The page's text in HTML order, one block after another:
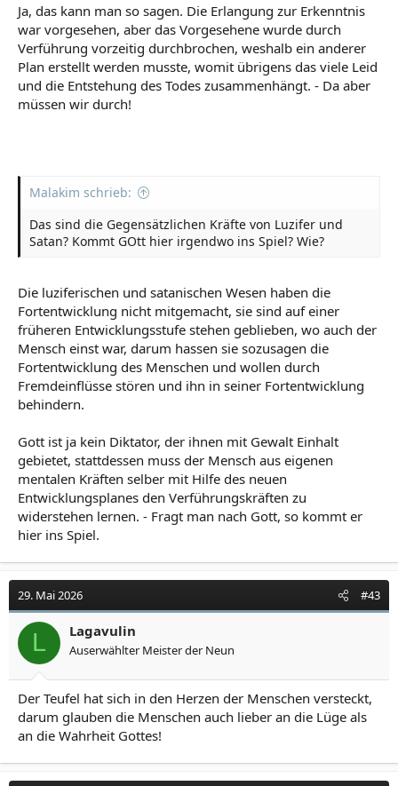
Ja, das kann man so sagen. Die Erlangung zur Erkenntnis
war vorgesehen, aber das Vorgesehene wurde durch
Verführung vorzeitig durchbrochen, weshalb ein anderer
Plan erstellt werden musste, womit übrigens das viele Leid
und die Entstehung des Todes zusammenhängt. - Da aber
müssen wir durch!
Malakim schrieb:
Das sind die Gegensätzlichen Kräfte von Luzifer und
Satan? Kommt GOtt hier irgendwo ins Spiel? Wie?
Die luziferischen und satanischen Wesen haben die
Fortentwicklung nicht mitgemacht, sie sind auf einer
früheren Entwicklungsstufe stehen geblieben, wo auch der
Mensch einst war, darum hassen sie sozusagen die
Fortentwicklung des Menschen und wollen durch
Fremdeinflüsse stören und ihn in seiner Fortentwicklung
behindern.
Gott ist ja kein Diktator, der ihnen mit Gewalt Einhalt
gebietet, stattdessen muss der Mensch aus eigenen
mentalen Kräften selber mit Hilfe des neuen
Entwicklungsplanes den Verführungskräften zu
widerstehen lernen. - Fragt man nach Gott, so kommt er
hier ins Spiel.
29. Mai 2026 #43
L Lagavulin
Auserwählter Meister der Neun
Der Teufel hat sich in den Herzen der Menschen versteckt,
darum glauben die Menschen auch lieber an die Lüge als
an die Wahrheit Gottes!